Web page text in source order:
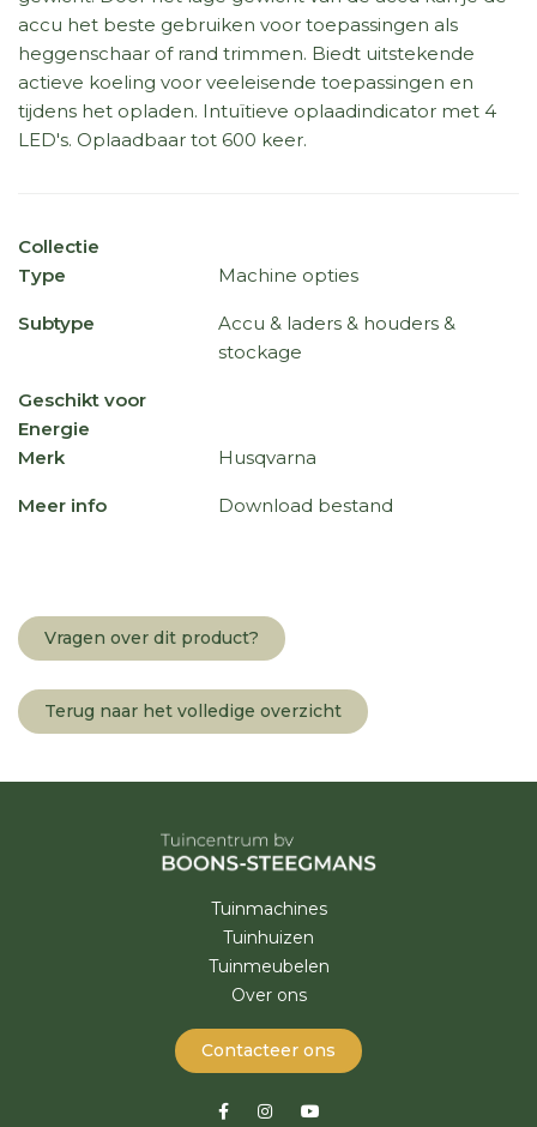
accu het beste gebruiken voor toepassingen als
heggenschaar of rand trimmen. Biedt uitstekende
actieve koeling voor veeleisende toepassingen en
tijdens het opladen. Intuïtieve oplaadindicator met 4
LED's. Oplaadbaar tot 600 keer.
Collectie
Type
Machine opties
Subtype
Accu & laders & houders &
stockage
Geschikt voor
Energie
Merk
Husqvarna
Meer info Download bestand
Vragen over dit product?
Terug naar het volledige overzicht
Tuinmachines
Tuinhuizen
Tuinmeubelen
Over ons
Contacteer ons